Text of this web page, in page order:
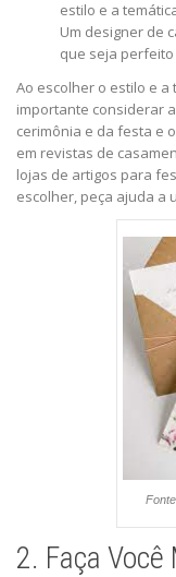
estilo e a
Um designer de
que seja
Ao escolher o estilo e a
importante considerar
cerimônia e da festa e
em revistas de
lojas de artigos para
escolher, peça ajuda a
2. Faça Você